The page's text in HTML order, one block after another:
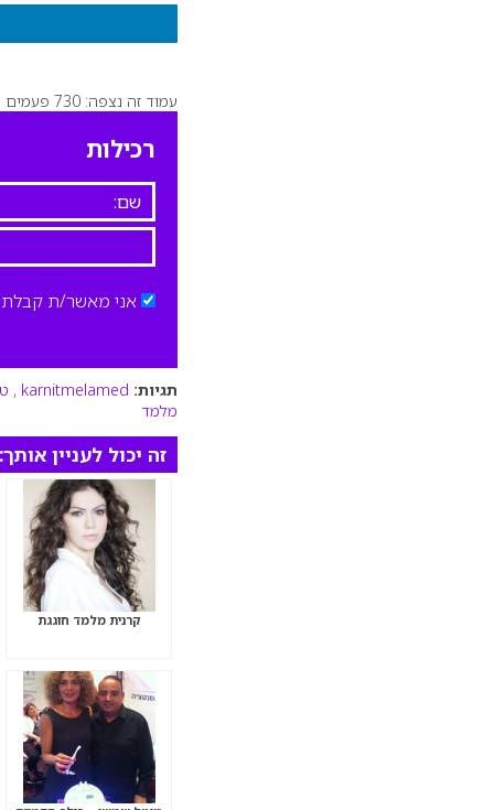
עמוד זה נצפה: 730 פעמים
רכילות
אני מאשר/ת קבלת
תגיות: karnitmelamed
,
מלמד
זה יכול לעניין אותך:
קרנית מלמד חוגגת